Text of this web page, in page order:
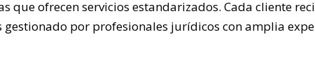
que ofrecen servicios estandarizados. Cada cliente
gestionado por profesionales jurídicos con amplia